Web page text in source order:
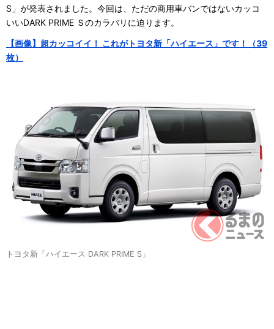
S」が発表されました。今回は、ただの商用車バンではないカッコ
いいDARK PRIME Ｓのカラバリに迫ります。
【画像】超カッコイイ！ これがトヨタ新「ハイエース」です！（39
枚）
トヨタ新「ハイエース DARK PRIME S」